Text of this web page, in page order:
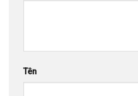
Tên